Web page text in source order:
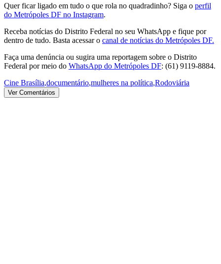
Quer ficar ligado em tudo o que rola no quadradinho? Siga o perfil
do Metrópoles DF no Instagram.
Receba notícias do Distrito Federal no seu WhatsApp e fique por
dentro de tudo. Basta acessar o canal de notícias do Metrópoles DF.
Faça uma denúncia ou sugira uma reportagem sobre o Distrito
Federal por meio do WhatsApp do Metrópoles DF: (61) 9119-8884.
Cine Brasília,documentário,mulheres na política,Rodoviária
Ver Comentários